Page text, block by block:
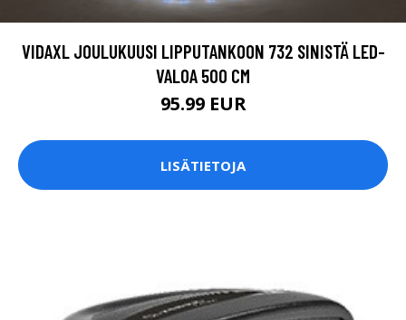
VIDAXL JOULUKUUSI LIPPUTANKOON 732 SINISTÄ LED-
VALOA 500 CM
95.99 EUR
LISÄTIETOJA